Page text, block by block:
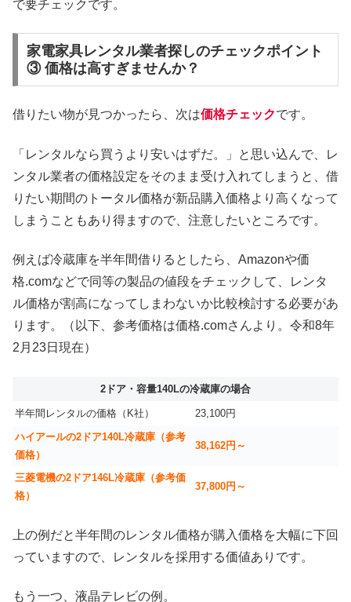
で要チェックです。
家電家具レンタル業者探しのチェックポイント
③ 価格は高すぎませんか？
借りたい物が見つかったら、次は価格チェックです。
「レンタルなら買うより安いはずだ。」と思い込んで、レ
ンタル業者の価格設定をそのまま受け入れてしまうと、借
りたい期間のトータル価格が新品購入価格より高くなって
しまうこともあり得ますので、注意したいところです。
例えば冷蔵庫を半年間借りるとしたら、Amazonや価
格.comなどで同等の製品の値段をチェックして、レンタ
ル価格が割高になってしまわないか比較検討する必要があ
ります。（以下、参考価格は価格.comさんより。令和8年
2月23日現在）
2ドア・容量140Lの冷蔵庫の場合
半年間レンタルの価格（K社）
23,100円
ハイアールの2ドア140L冷蔵庫（参考
価格）
38,162円～
三菱電機の2ドア146L冷蔵庫（参考価
格）
37,800円～
上の例だと半年間のレンタル価格が購入価格を大幅に下回
っていますので、レンタルを採用する価値ありです。
もう一つ、液晶テレビの例。